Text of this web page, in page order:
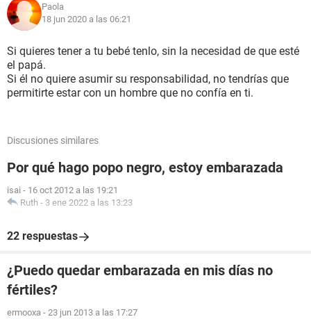
Paola
18 jun 2020 a las 06:21
Si quieres tener a tu bebé tenlo, sin la necesidad de que esté
el papá.
Si él no quiere asumir su responsabilidad, no tendrías que
permitirte estar con un hombre que no confía en ti.
Discusiones similares
Por qué hago popo negro, estoy embarazada
isai - 16 oct 2012 a las 19:21
Ruth - 3 ene 2022 a las 13:23
22 respuestas
¿Puedo quedar embarazada en mis días no
fértiles?
ermooxa - 23 jun 2013 a las 17:27